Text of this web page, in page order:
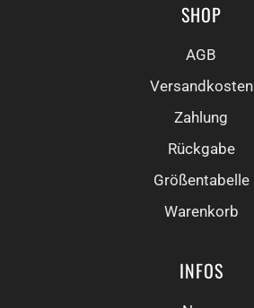
SHOP
AGB
Versandkosten
Zahlung
Rückgabe
Größentabelle
Warenkorb
INFOS